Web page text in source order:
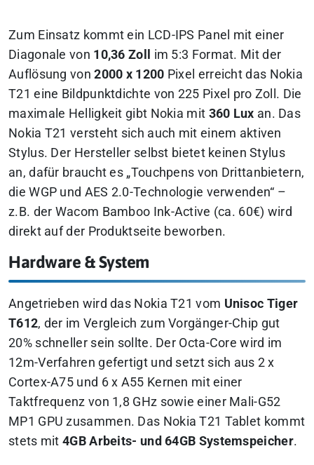
Zum Einsatz kommt ein LCD-IPS Panel mit einer
Diagonale von 10,36 Zoll
im 5:3 Format. Mit der
Auflösung von2000 x 1200 Pixel erreicht das Nokia
T21 eine Bildpunktdichte von 225 Pixel pro Zoll. Die
maximale Helligkeit gibt Nokia mit 360 Lux an. Das
Nokia T21 versteht sich auch mit einem aktiven
Stylus. Der Hersteller selbst bietet keinen Stylus
an, dafür braucht es „Touchpens von Drittanbietern,
die WGP und AES 2.0-Technologie verwenden“ –
z.B. der Wacom Bamboo Ink-Active (ca. 60€) wird
direkt auf der Produktseite beworben.
Hardware & System
Angetrieben wird das Nokia T21 vom Unisoc Tiger
T612, der im Vergleich zum Vorgänger-Chip gut
20% schneller sein sollte. Der Octa-Core wird im
12m-Verfahren gefertigt und setzt sich aus 2 x
Cortex-A75 und 6 x A55 Kernen mit einer
Taktfrequenz von 1,8 GHz sowie einer Mali-G52
MP1 GPU zusammen. Das Nokia T21 Tablet kommt
stets mit4GB Arbeits- und 64GB Systemspeicher.